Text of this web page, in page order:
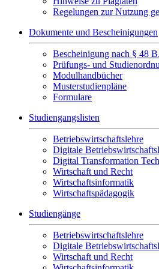
Regelungen zur Nutzung
Dokumente und Bescheinigungen
Bescheinigung nach § 48
Prüfungs- und
Modulhandbücher
Musterstudienpläne
Formulare
Studiengangslisten
Betriebswirtschaftslehre
Digitale
Digital Transformation
Wirtschaft und Recht
Wirtschaftsinformatik
Wirtschaftspädagogik
Studiengänge
Betriebswirtschaftslehre
Digitale
Wirtschaft und Recht